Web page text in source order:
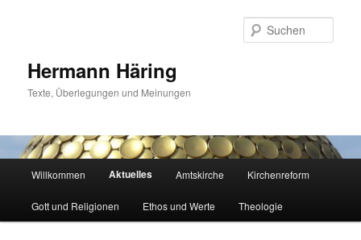
Hermann Häring
Texte, Überlegungen und Meinungen
Willkommen Aktuelles Amtskirche Kirchenreform
Gott und Religionen Ethos und Werte Theologie